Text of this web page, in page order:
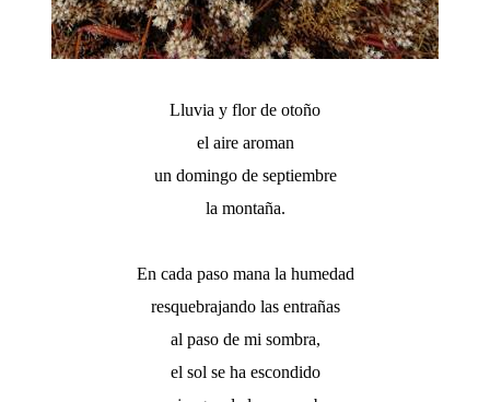
Lluvia y flor de otoño
el aire aroman
un domingo de septiembre
la montaña.
En cada paso mana la humedad
resquebrajando las entrañas
al paso de mi sombra,
el sol se ha escondido